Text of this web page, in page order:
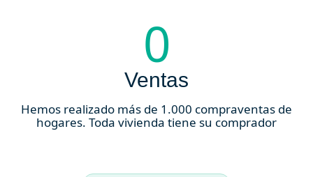
Ventas
0
Hemos realizado más de 1.000 compraventas de
hogares. Toda vivienda tiene su comprador